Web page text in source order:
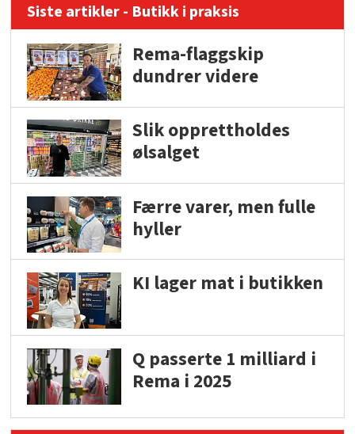
Siste artikler - Butikk i praksis
Rema-flaggskip
dundrer videre
Slik opprettholdes
ølsalget
Færre varer, men fulle
hyller
KI lager mat i butikken
Q passerte 1 milliard i
Rema i 2025